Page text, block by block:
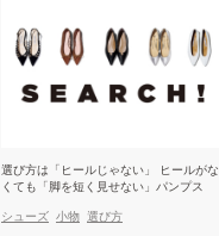
選び方は「ヒールじゃない」 ヒールがな
くても「脚を短く見せない」パンプス
シューズ 小物 選び方